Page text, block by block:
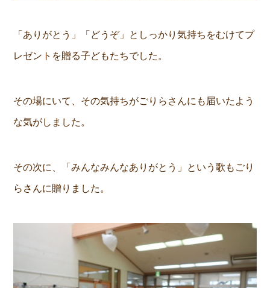
「ありがとう」「どうぞ」としっかり気持ちをむけてプ
レゼントを贈る子どもたちでした。
その場にいて、その気持ちがごりらさんにも届いたよう
な気がしました。
その次に、「みんなみんなありがとう」という歌もごり
らさんに贈りました。